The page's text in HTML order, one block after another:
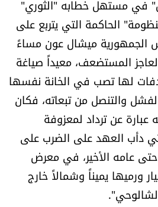
في مستهل خطابه "الثوري"
الحاكمة التي يتربع على
الجمهورية ميشال عون مساءً
المستضعف، معيداً صياغة
لها تصب في الخانة نفسها
والتنصل من تبعاته، فكان
عن ترداد لمعزوفة
دأب العهد على الضرب على
عامه الأخير، في معرض
ورميها يميناً وشمالاً خارج